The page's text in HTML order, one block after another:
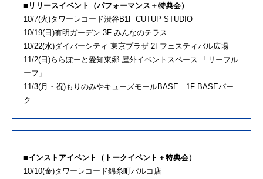
■リリースイベント（パフォーマンス＋特典会）
10/7(火)タワーレコード渋谷B1F CUTUP STUDIO
10/19(日)有明ガーデン 3F みんなのテラス
10/22(水)ダイバーシティ 東京プラザ 2Fフェスティバル広場
11/2(日)ららぽーと愛知東郷 屋外イベントスペース 「リーフル
ーフ」
11/3(月・祝)もりのみやキューズモールBASE 1F BASEパー
ク
■インストアイベント（トークイベント＋特典会）
10/10(金)タワーレコード錦糸町パルコ店